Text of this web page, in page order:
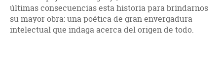
últimas consecuencias esta historia para brindarnos
su mayor obra: una poética de gran envergadura
intelectual que indaga acerca del origen de todo.